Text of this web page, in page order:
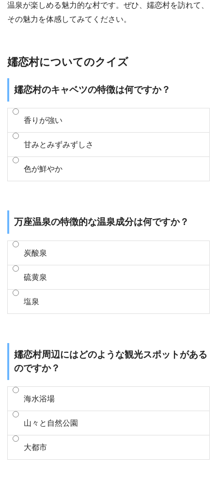
温泉が楽しめる魅力的な村です。ぜひ、嬬恋村を訪れて、
その魅力を体感してみてください。
嬬恋村についてのクイズ
嬬恋村のキャベツの特徴は何ですか？
香りが強い
甘みとみずみずしさ
色が鮮やか
万座温泉の特徴的な温泉成分は何ですか？
炭酸泉
硫黄泉
塩泉
嬬恋村周辺にはどのような観光スポットがある
のですか？
海水浴場
山々と自然公園
大都市